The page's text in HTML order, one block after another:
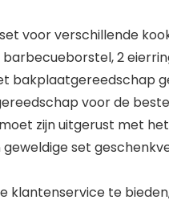
voor verschillende
2
voor de
zijn uitgerust met
set
klantenservice te